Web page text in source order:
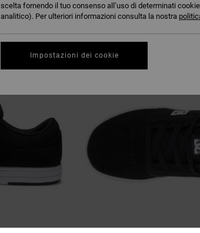
scelta fornendo il tuo consenso all’uso di determinati
analitico). Per ulteriori informazioni consulta la nostra
Impostazioni dei cookie